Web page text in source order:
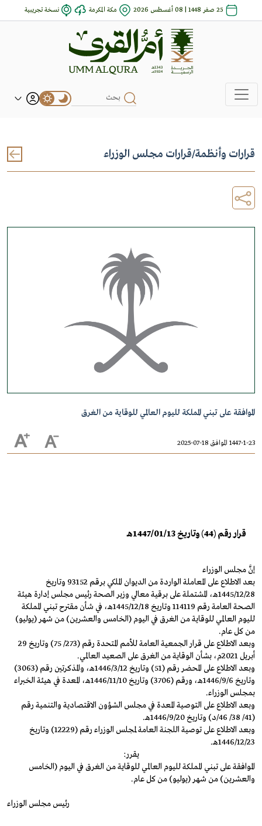
25 صفر 1448 | 08 أغسطس 2026 مكة المكرمة نسخة تجريبية
قرارات وأنظمة/قرارات مجلس الوزراء
الموافقة على تبني المملكة لليوم العالمي للوقاية من الغرق
1447-1-23 الموافق 18-07-2025
قرار رقم (44) وتاريخ 1447/01/13هـ
إنَّ مجلس الوزراء
بعد الاطلاع على المعاملة الواردة من الديوان الملكي برقم 93152 وتاريخ
1445/12/28هـ، المشتملة على برقية معالي وزير الصحة رئيس مجلس إدارة هيئة
الصـحة العامة رقم 114119 وتاريخ 1445/12/18هـ، في شأن مقترح تبني المملكة
لليوم العالمي للوقاية من الغرق في اليوم (الخامس والعشرين) من شهر (يوليو)
من كل عام.
وبعد الاطلاع على قرار الجمعية العامة للأمم المتحدة رقم (273/ 75) وتاريخ 29
أبريل 2021م، بشأن الوقاية من الغرق على الصعيد العالمي.
وبعد الاطلاع على المحضر رقم (51) وتاريخ 1446/3/12هـ، والمذكرتين رقم (3063)
وتاريخ 1446/9/6هـ، ورقم (3706) وتاريخ 1446/11/10هـ، المعدة في هيئة الخبراء
بمجلس الوزراء.
وبعد الاطلاع على التوصية المعدة في مجلس الشؤون الاقتصادية والتنمية رقم
(41/ 38/ 46/د) وتاريخ 1446/9/20هـ.
وبعد الاطلاع على توصية اللجنة العامة لمجلس الوزراء رقم (12229) وتاريخ
1446/12/23هـ.
يقرر:
الموافقة على تبني المملكة لليوم العالمي للوقاية من الغرق في اليوم (الخامس
والعشرين) من شهر (يوليو) من كل عام.
رئيس مجلس الوزراء